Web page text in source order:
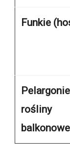
Funkie
rośliny
balkonowe